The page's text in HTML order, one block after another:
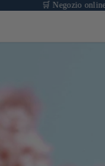
🛒 Negozio online di